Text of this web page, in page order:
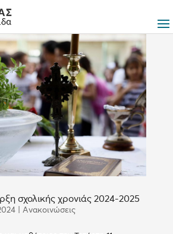
σχολικής χρονιάς 2024-2025
| Ανακοινώσεις